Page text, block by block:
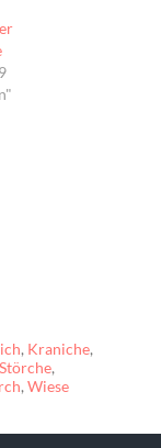
, Kraniche,
Störche,
,Wiese